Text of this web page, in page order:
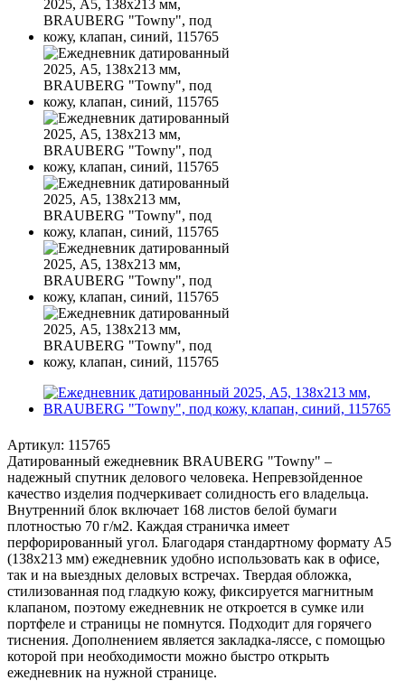
Артикул: 115765
Датированный ежедневник BRAUBERG "Towny" –
надежный спутник делового человека. Непревзойденное
качество изделия подчеркивает солидность его владельца.
Внутренний блок включает 168 листов белой бумаги
плотностью 70 г/м2. Каждая страничка имеет
перфорированный угол. Благодаря стандартному формату А5
(138х213 мм) ежедневник удобно использовать как в офисе,
так и на выездных деловых встречах. Твердая обложка,
стилизованная под гладкую кожу, фиксируется магнитным
клапаном, поэтому ежедневник не откроется в сумке или
портфеле и страницы не помнутся. Подходит для горячего
тиснения. Дополнением является закладка-ляссе, с помощью
которой при необходимости можно быстро открыть
ежедневник на нужной странице.